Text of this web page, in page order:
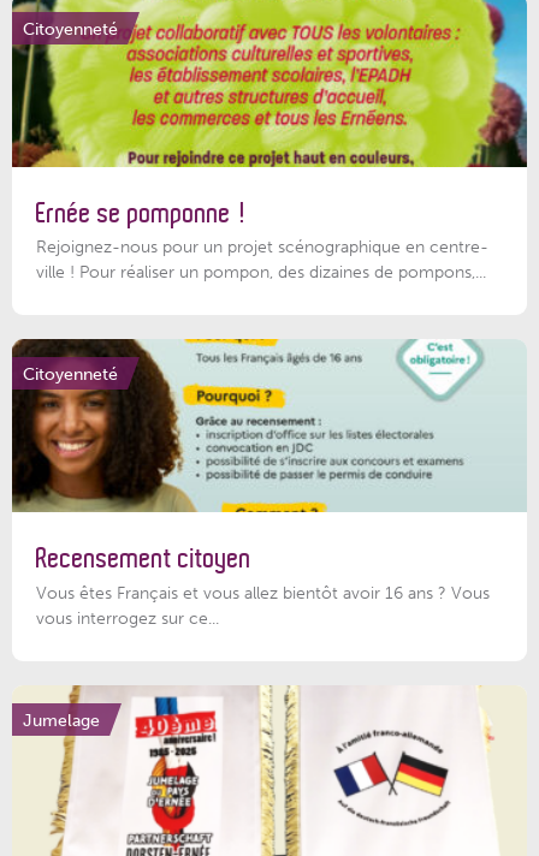
Citoyenneté
Ernée se pomponne !
Rejoignez-nous pour un projet scénographique en centre-
ville ! Pour réaliser un pompon, des dizaines de pompons,...
Citoyenneté
Recensement citoyen
Vous êtes Français et vous allez bientôt avoir 16 ans ? Vous
vous interrogez sur ce...
Jumelage